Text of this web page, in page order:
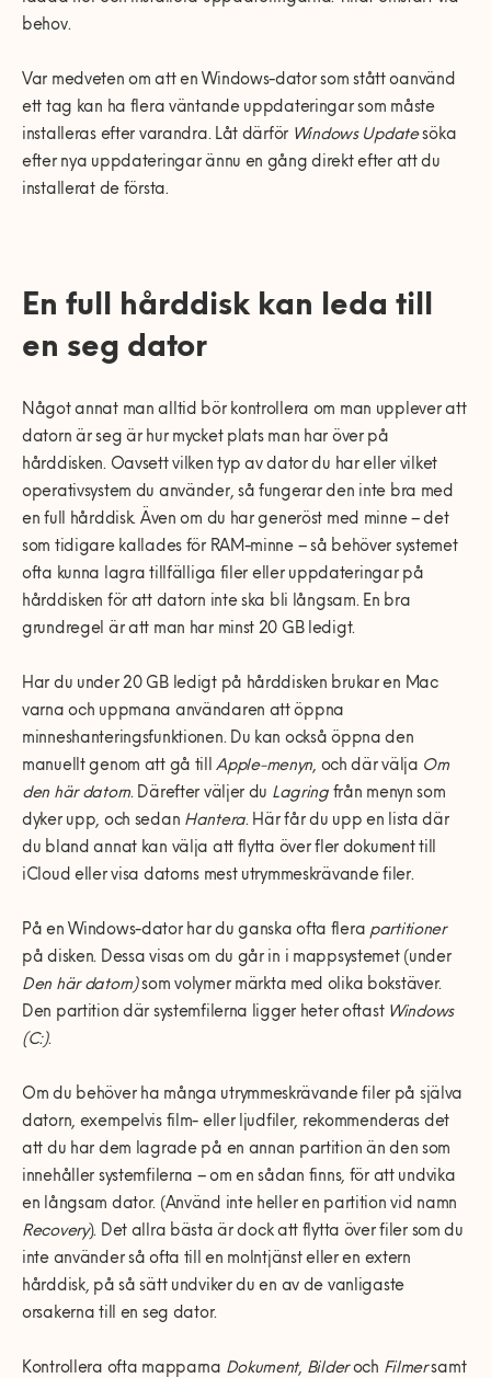
behov.
Var medveten om att en Windows-dator som stått oanvänd
ett tag kan ha flera väntande uppdateringar som måste
installeras efter varandra. Låt därför Windows Updatesöka
efter nya uppdateringar ännu en gång direkt efter att du
installerat de första.
En full hårddisk kan leda till
en seg dator
Något annat man alltid bör kontrollera om man upplever att
datorn är seg är hur mycket plats man har över på
hårddisken. Oavsett vilken typ av dator du har eller vilket
operativsystem du använder, så fungerar den inte bra med
en full hårddisk. Även om du har generöst med minne – det
som tidigare kallades för RAM-minne – så behöver systemet
ofta kunna lagra tillfälliga filer eller uppdateringar på
hårddisken för att datorn inte ska bli långsam. En bra
grundregel är att man har minst 20 GB ledigt.
Har du under 20 GB ledigt på hårddisken brukar en Mac
varna och uppmana användaren att öppna
minneshanteringsfunktionen. Du kan också öppna den
manuellt genom att gå tillApple-menyn, och där välja Om
den här datorn. Därefter väljer du Lagringfrån menyn som
dyker upp, och sedan Hantera. Här får du upp en lista där
du bland annat kan välja att flytta över fler dokument till
iCloud eller visa datorns mest utrymmeskrävande filer.
På en Windows-dator har du ganska ofta flera partitioner
på disken. Dessa visas om du går in i mappsystemet (under
Den här datorn) som volymer märkta med olika bokstäver.
Den partition där systemfilerna ligger heter oftast Windows
(C:).
Om du behöver ha många utrymmeskrävande filer på själva
datorn, exempelvis film- eller ljudfiler, rekommenderas det
att du har dem lagrade på en annan partition än den som
innehåller systemfilerna – om en sådan finns, för att undvika
en långsam dator. (Använd inte heller en partition vid namn
Recovery). Det allra bästa är dock att flytta över filer som du
inte använder så ofta till en molntjänst eller en extern
hårddisk, på så sätt undviker du en av de vanligaste
orsakerna till en seg dator.
Kontrollera ofta mapparna Dokument, Bilderoch Filmersamt